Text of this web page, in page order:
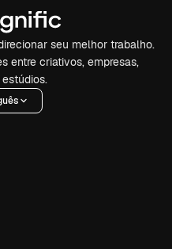
seu melhor trabalho.
entre criativos, empresas,